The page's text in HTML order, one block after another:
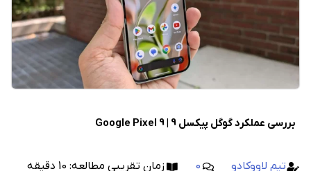
بررسی عملکرد گوگل پیکسل 9 | Google Pixel 9
تیم لاووکادو 0 زمان تقریبی مطالعه: 10 دقیقه